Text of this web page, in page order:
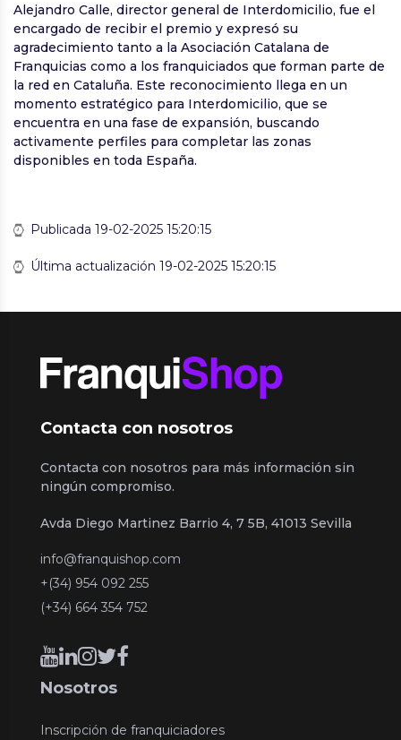
Alejandro Calle, director general de Interdomicilio, fue el
encargado de recibir el premio y expresó su
agradecimiento tanto a la Asociación Catalana de
Franquicias como a los franquiciados que forman parte de
la red en Cataluña. Este reconocimiento llega en un
momento estratégico para Interdomicilio, que se
encuentra en una fase de expansión, buscando
activamente perfiles para completar las zonas
disponibles en toda España.
Publicada 19-02-2025 15:20:15
Última actualización 19-02-2025 15:20:15
Contacta con nosotros
Contacta con nosotros para más información sin
ningún compromiso.
Avda Diego Martinez Barrio 4, 7 5B, 41013 Sevilla
info@franquishop.com
+(34) 954 092 255
(+34) 664 354 752
Nosotros
Inscripción de franquiciadores